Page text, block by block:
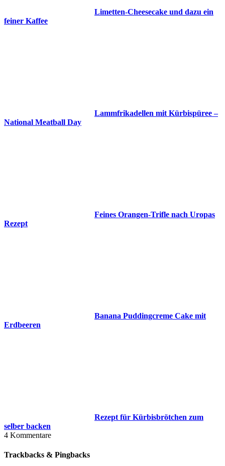
Limetten-Cheesecake und dazu ein
feiner Kaffee
Lammfrikadellen mit Kürbispüree –
National Meatball Day
Feines Orangen-Trifle nach Uropas
Rezept
Banana Puddingcreme Cake mit
Erdbeeren
Rezept für Kürbisbrötchen zum
selber backen
4 Kommentare
Trackbacks & Pingbacks